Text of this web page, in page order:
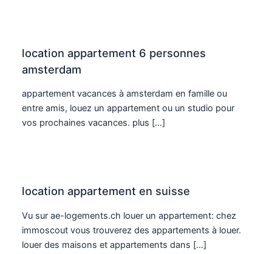
location appartement 6 personnes
amsterdam
appartement vacances à amsterdam en famille ou
entre amis, louez un appartement ou un studio pour
vos prochaines vacances. plus […]
location appartement en suisse
Vu sur ae-logements.ch louer un appartement: chez
immoscout vous trouverez des appartements à louer.
louer des maisons et appartements dans […]